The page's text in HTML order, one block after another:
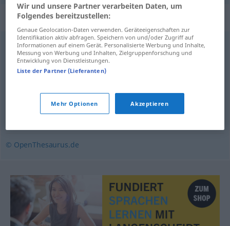
Synonyme für "Fähigkeit"
Kompetenz,Vermögen,Eignung
,Kompetenz
© OpenThesaurus.de
Wir und unsere Partner verarbeiten Daten, um
Folgendes bereitzustellen:
Genaue Geolocation-Daten verwenden. Geräteeigenschaften zur
Identifikation aktiv abfragen. Speichern von und/oder Zugriff auf
Informationen auf einem Gerät. Personalisierte Werbung und Inhalte,
Messung von Werbung und Inhalten, Zielgruppenforschung und
Entwicklung von Dienstleistungen.
Liste der Partner (Lieferanten)
Mehr Optionen Akzeptieren